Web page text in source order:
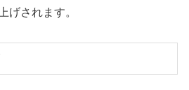
げされます。